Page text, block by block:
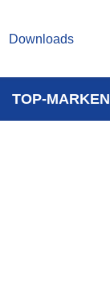
Downloads
TOP-MARKEN